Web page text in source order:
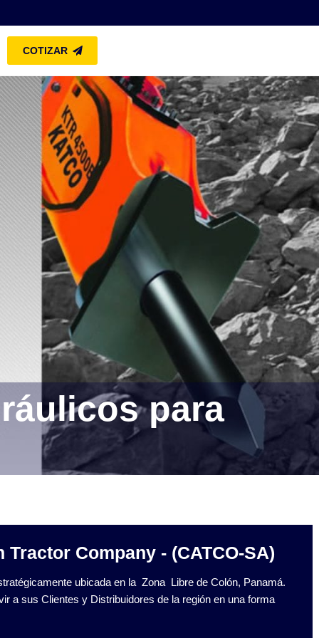
COTIZAR
para
Company - (CATCO-SA)
ubicada en la Zona Libre de Colón, Panamá.
a sus Clientes y Distribuidores de la región en una forma